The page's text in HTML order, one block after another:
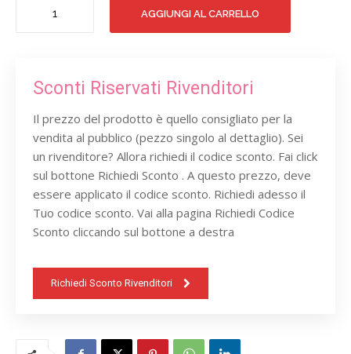
AGGIUNGI AL CARRELLO
Sconti Riservati Rivenditori
Il prezzo del prodotto è quello consigliato per la
vendita al pubblico (pezzo singolo al dettaglio). Sei
un rivenditore? Allora richiedi il codice sconto. Fai click
sul bottone Richiedi Sconto . A questo prezzo, deve
essere applicato il codice sconto. Richiedi adesso il
Tuo codice sconto. Vai alla pagina Richiedi Codice
Sconto cliccando sul bottone a destra
Richiedi Sconto Rivenditori